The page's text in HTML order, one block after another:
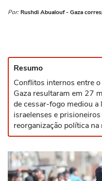
Por: Rushdi Abualouf - Gaza
Resumo
Conflitos internos entre
Gaza resultaram em 27
de cessar-fogo mediou a
israelenses e
reorganização política na